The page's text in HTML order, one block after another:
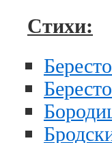
Стихи: